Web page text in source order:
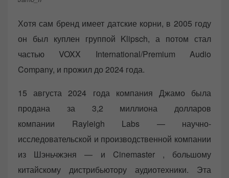
Хотя сам бренд имеет датские корни, в 2005 году
он был куплен группой Klipsch, а потом стал
частью VOXX International/Premium Audio
Company, и прожил до 2024 года.
15 августа 2024 года компания Джамо была
продана за 3,2 миллиона долларов
компании Rayleigh Labs — научно-
исследовательской и производственной компании
из Шэньчжэня — и Cinemaster , большому
китайскому дистрибьютору аудиотехники. Эта